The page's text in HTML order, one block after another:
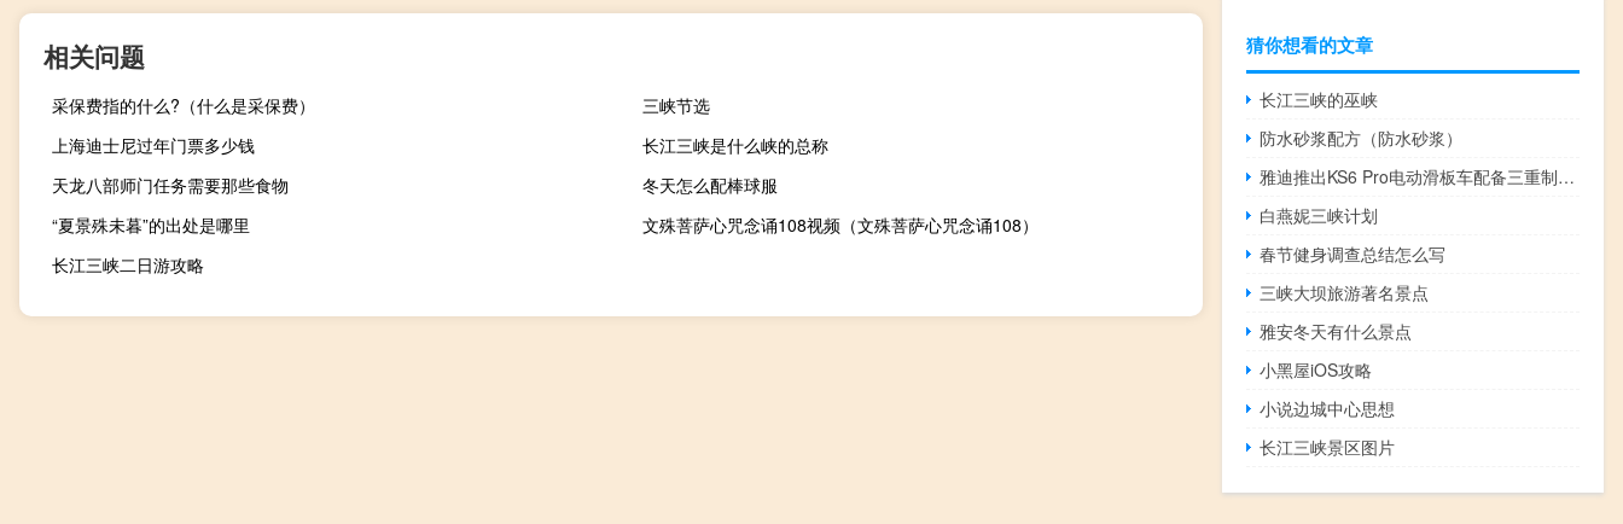
相关问题
采保费指的什么?（什么是采保费）
三峡节选
上海迪士尼过年门票多少钱
长江三峡是什么峡的总称
天龙八部师门任务需要那些食物
冬天怎么配棒球服
“夏景殊未暮”的出处是哪里
文殊菩萨心咒念诵108视频（文殊菩萨心咒念诵108）
长江三峡二日游攻略
猜你想看的文章
长江三峡的巫峡
防水砂浆配方（防水砂浆）
雅迪推出KS6 Pro电动滑板车配备三重制动系统
白燕妮三峡计划
春节健身调查总结怎么写
三峡大坝旅游著名景点
雅安冬天有什么景点
小黑屋iOS攻略
小说边城中心思想
长江三峡景区图片